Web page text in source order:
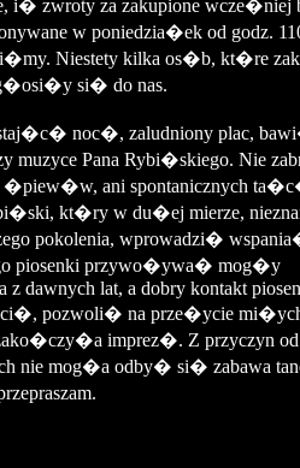
i� zwroty za zakupione wcze�niej
w poniedzia�ek od godz.
Niestety kilka os�b, kt�re
si� do nas.
noc�, zaludniony plac,
muzyce Pana Rybi�skiego. Nie
ani spontanicznych
kt�ry w du�ej mierze,
pokolenia, wprowadzi�
piosenki przywo�ywa� mog�y
z dawnych lat, a dobry kontakt
pozwoli� na prze�ycie
imprez�. Z przyczyn od
nie mog�a odby� si� zabawa